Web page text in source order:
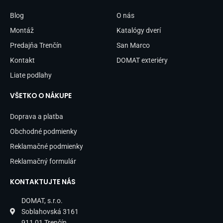
o
k
-
Blog
Montáž
Predajňa Trenčín
Kontakt
Liate podlahy
O nás
Katalógy dverí
San Marco
DOMAT exteriéry
VŠETKO O NÁKUPE
Doprava a platba
Obchodné podmienky
Reklamačné podmienky
Reklamačný formulár
KONTAKTUJTE NÁS
DOMAT, s.r.o.
Soblahovská 3161